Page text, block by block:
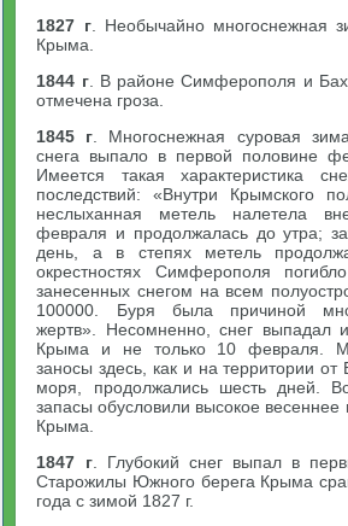
1827 г. Необычайно многоснежная
Крыма.
1844 г. В районе Симферополя и
отмечена гроза.
1845 г . Многоснежная суровая
снега выпало в первой половине
Имеется такая характеристика
последствий: «Внутри Крымского
неслыханная метель налетела
февраля и продолжалась до утра;
день, а в степях метель
окрестностях Симферополя
занесенных снегом на всем
100000. Буря была причиной
жертв». Несомненно, снег выпадал
Крыма и не только 10 февраля.
заносы здесь, как и на территории от
моря, продолжались шесть дней.
запасы обусловили высокое весеннее
Крыма.
1847 г. Глубокий снег выпал в
Старожилы Южного берега Крыма
года с зимой 1827 г.